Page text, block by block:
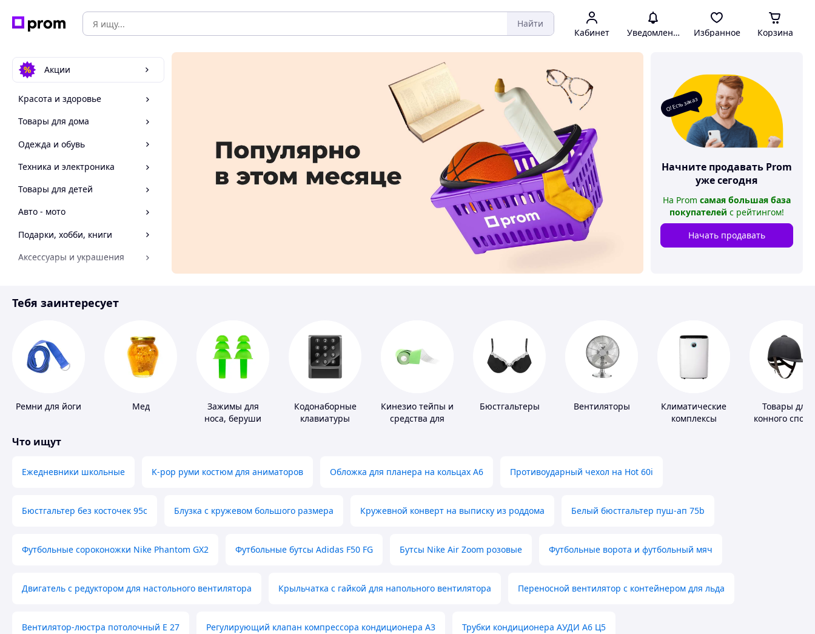
Найти
Кабинет Уведомления Избранное Корзина
Акции
Красота и здоровье
Товары для дома
Одежда и обувь
Техника и электроника
Товары для детей
Авто - мото
Подарки, хобби, книги
Аксессуары и украшения
Спорт и отдых
О! Есть заказ
Начните продавать Prom
уже сегодня
На Prom самая большая база
покупателей с рейтингом!
Начать продавать
Тебя заинтересует
Ремни для йоги Мед
Зажимы для
носа, беруши
Кодонаборные
клавиатуры
Кинезио тейпы и
средства для
Бюстгальтеры Вентиляторы
Климатические
комплексы
Товары для
конного
Что ищут
Ежедневники школьные K-pop руми костюм для аниматоров Обложка для планера на кольцах А6 Противоударный чехол на Hot 60i
Бюстгальтер без косточек 95с Блузка с кружевом большого размера Кружевной конверт на выписку из роддома Белый бюстгальтер пуш-ап 75b
Футбольные сороконожки Nike Phantom GX2 Футбольные бутсы Adidas F50 FG Бутсы Nike Air Zoom розовые Футбольные ворота и футбольный мяч
Двигатель с редуктором для настольного вентилятора Крыльчатка с гайкой для напольного вентилятора Переносной вентилятор с контейнером для льда
Вентилятор-люстра потолочный E 27 Регулирующий клапан компрессора кондиционера А3 Трубки кондиционера АУДИ А6 Ц5